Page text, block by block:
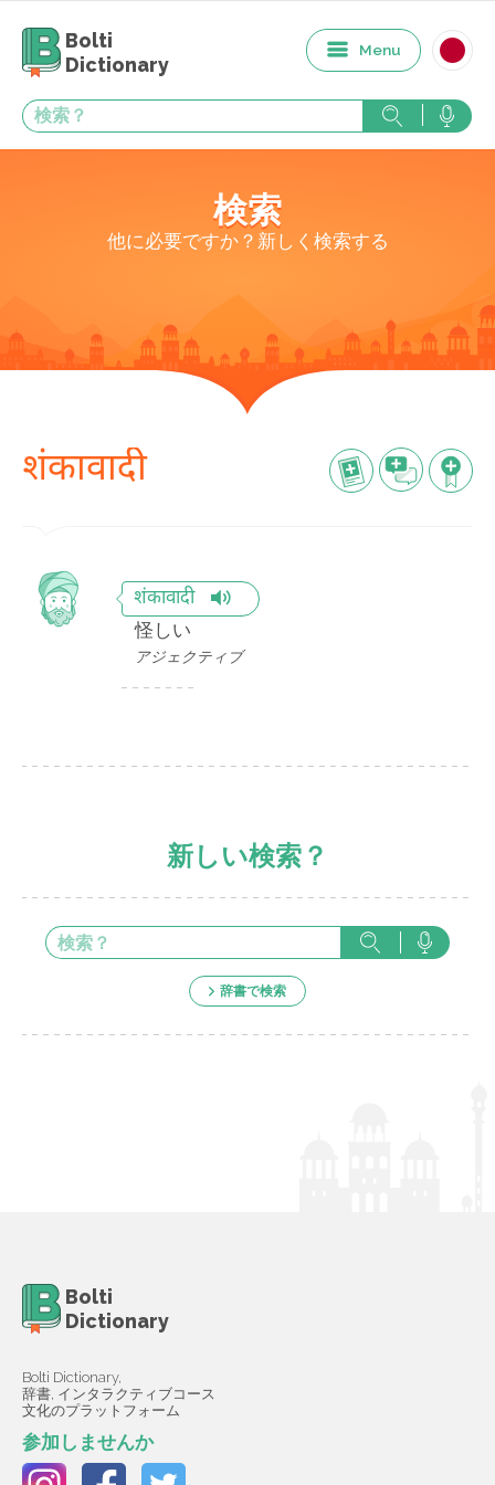
Bolti
Dictionary
Menu
検索
他に必要ですか？新しく検索する
शंकावादी
शंकावादी
怪しい
アジェクティブ
新しい検索？
辞書で検索
Bolti
Dictionary
Bolti Dictionary,
辞書, インタラクティブコース
文化のプラットフォーム
参加しませんか